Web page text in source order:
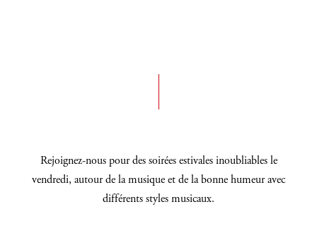
Rejoignez-nous pour des soirées estivales inoubliables le
vendredi, autour de la musique et de la bonne humeur avec
différents styles musicaux.